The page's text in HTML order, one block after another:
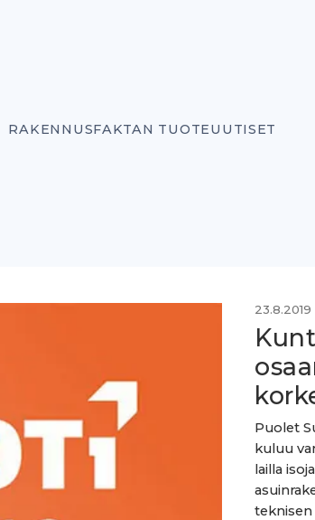
RAKENNUSFAKTAN TUOTEUUTISET
23.8.2019
Puolet
kuluu
lailla
teknisen